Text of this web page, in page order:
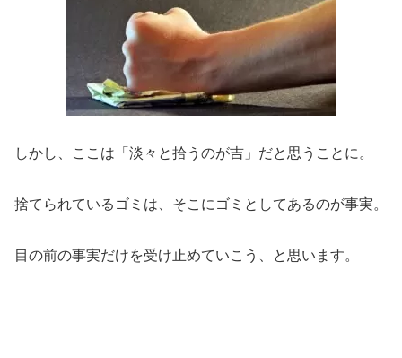
しかし、ここは「淡々と拾うのが吉」だと思うことに。
捨てられているゴミは、そこにゴミとしてあるのが事実。
目の前の事実だけを受け止めていこう、と思います。